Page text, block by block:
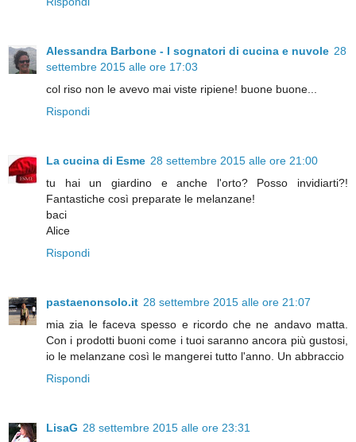
Alessandra Barbone - I sognatori di cucina e nuvole 28
settembre 2015 alle ore 17:03
col riso non le avevo mai viste ripiene! buone buone...
Rispondi
La cucina di Esme 28 settembre 2015 alle ore 21:00
tu hai un giardino e anche l'orto? Posso invidiarti?!
Fantastiche così preparate le melanzane!
baci
Alice
Rispondi
pastaenonsolo.it 28 settembre 2015 alle ore 21:07
mia zia le faceva spesso e ricordo che ne andavo matta.
Con i prodotti buoni come i tuoi saranno ancora più gustosi,
io le melanzane così le mangerei tutto l'anno. Un abbraccio
Rispondi
LisaG 28 settembre 2015 alle ore 23:31